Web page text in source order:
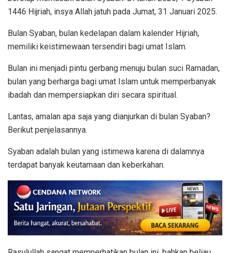
1446 Hijriah, insya Allah jatuh pada Jumat, 31 Januari 2025.
Bulan Syaban, bulan kedelapan dalam kalender Hijriah,
memiliki keistimewaan tersendiri bagi umat Islam.
Bulan ini menjadi pintu gerbang menuju bulan suci Ramadan,
bulan yang berharga bagi umat Islam untuk memperbanyak
ibadah dan mempersiapkan diri secara spiritual.
Lantas, amalan apa saja yang dianjurkan di bulan Syaban?
Berikut penjelasannya.
Syaban adalah bulan yang istimewa karena di dalamnya
terdapat banyak keutamaan dan keberkahan.